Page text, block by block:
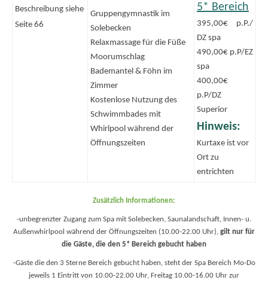
Beschreibung siehe
Seite 66
Gruppengymnastik im
Solebecken
Relaxmassage für die Füße
Moorumschlag
Bademantel & Föhn im
Zimmer
Kostenlose Nutzung des
Schwimmbades mit
Whirlpool während der
Öffnungszeiten
5* Bereich
395,00€ p.P./
DZ spa
490,00€ p.P/EZ
spa
400,00€
p.P/DZ
Superior
Hinweis:
Kurtaxe ist vor
Ort zu
entrichten
Zusätzlich Informationen:
-unbegrenzter Zugang zum Spa mit Solebecken, Saunalandschaft, Innen- u.
Außenwhirlpool während der Öffnungszeiten (10.00-22.00 Uhr), gilt nur für
die Gäste, die den 5* Bereich gebucht haben
-Gäste die den 3 Sterne Bereich gebucht haben, steht der Spa Bereich Mo-Do
jeweils 1 Eintritt von 10.00-22.00 Uhr, Freitag 10.00-16.00 Uhr zur